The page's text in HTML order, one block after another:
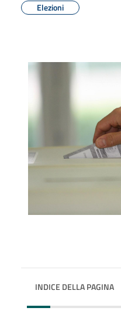
Elezioni
INDICE DELLA PAGINA